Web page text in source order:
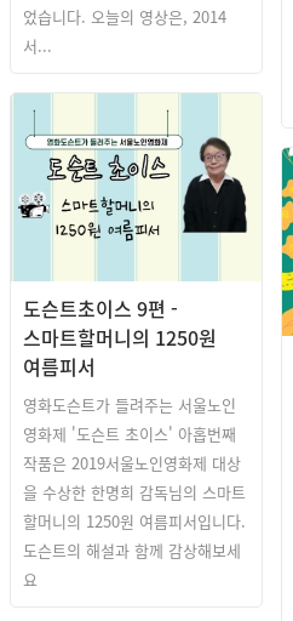
었습니다. 오늘의 영상은, 2014
서...
도슨트초이스 9편 -
스마트할머니의 1250원
여름피서
영화도슨트가 들려주는 서울노인
영화제 '도슨트 초이스' 아홉번째
작품은 2019서울노인영화제 대상
을 수상한 한명희 감독님의 스마트
할머니의 1250원 여름피서입니다.
도슨트의 해설과 함께 감상해보세
요